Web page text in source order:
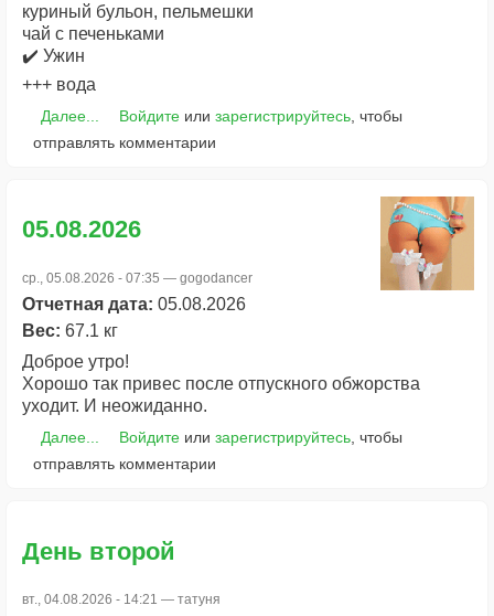
куриный бульон, пельмешки
чай с печеньками
✔️ Ужин
+++ вода
Далее... Войдитеили зарегистрируйтесь, чтобы
отправлять комментарии
05.08.2026
ср., 05.08.2026 - 07:35 — gogodancer
Отчетная дата: 05.08.2026
Вес: 67.1 кг
Доброе утро!
Хорошо так привес после отпускного обжорства
уходит. И неожиданно.
Далее... Войдитеили зарегистрируйтесь, чтобы
отправлять комментарии
День второй
вт., 04.08.2026 - 14:21 — татуня